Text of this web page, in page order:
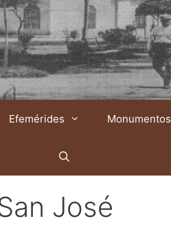
Efemérides Monumentos
José